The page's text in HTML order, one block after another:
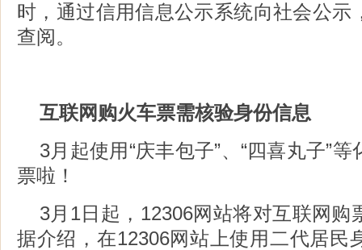
时，通过信用信息公示系统向社会公示
查阅。
互联网购火车票需核验身份信息
3月起使用“庆丰包子”、“四喜丸子”
票啦！
3月1日起，12306网站将对互联网购
据介绍，在12306网站上使用二代居民